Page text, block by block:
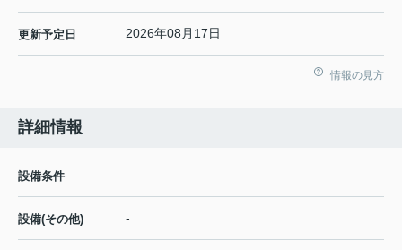
更新予定日 2026年08月17日
情報の見方
詳細情報
設備条件
設備(その他) -